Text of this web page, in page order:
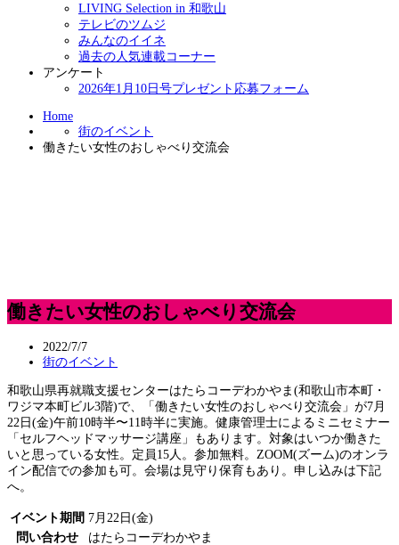
LIVING Selection in 和歌山
テレビのツムジ
みんなのイイネ
過去の人気連載コーナー
アンケート
2026年1月10日号プレゼント応募フォーム
Home
街のイベント
働きたい女性のおしゃべり交流会
働きたい女性のおしゃべり交流会
2022/7/7
街のイベント
和歌山県再就職支援センターはたらコーデわかやま(和歌山市本町・
ワジマ本町ビル3階)で、「働きたい女性のおしゃべり交流会」が7月
22日(金)午前10時半〜11時半に実施。健康管理士によるミニセミナー
「セルフヘッドマッサージ講座」もあります。対象はいつか働きた
いと思っている女性。定員15人。参加無料。ZOOM(ズーム)のオンラ
イン配信での参加も可。会場は見守り保育もあり。申し込みは下記
へ。
イベント期間 7月22日(金)
問い合わせ
はたらコーデわかやま